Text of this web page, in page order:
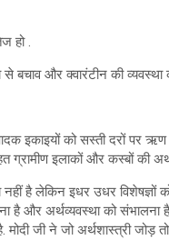
हो .
से बचाव और क्वारंटीन की
इकाइयों को सस्ती दरों पर ऋण
इलाकों और कस्बों की
है लेकिन इधर उधर
है और अर्थव्यवस्था को
है. मोदी जी ने जो अर्थशास्त्री